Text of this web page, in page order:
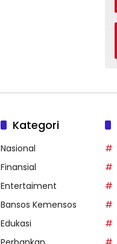
Kategori
Nasional
Finansial
Entertaiment
Bansos Kemensos
Edukasi